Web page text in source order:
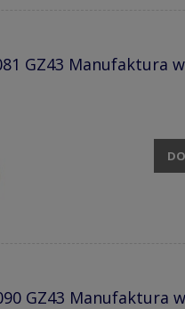
GZ43 Manufaktura w
GZ43 Manufaktura w